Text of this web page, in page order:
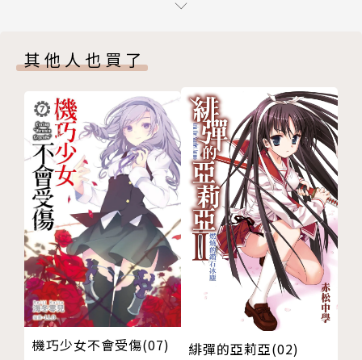
作者後記／香草
其他人也買了
機巧少女不會受傷(07) 緋彈的亞莉亞(02)